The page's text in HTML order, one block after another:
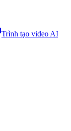
Trình tạo video AI